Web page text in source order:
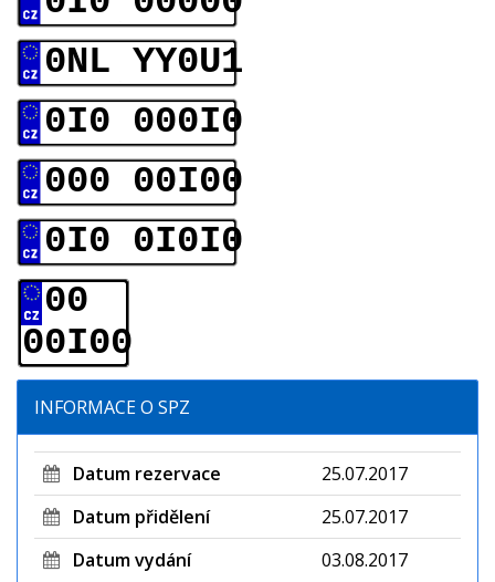
0NL YY0U1
0I0 000I0
000 00I00
0I0 0I0I0
00
00I00
INFORMACE O SPZ
Datum rezervace
25.07.2017
Datum přidělení
25.07.2017
Datum vydání
03.08.2017